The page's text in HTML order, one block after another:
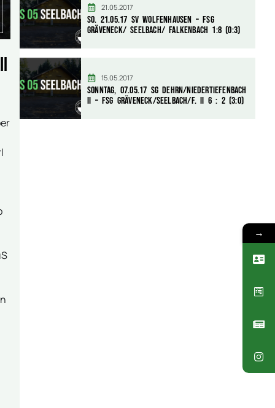
21.05.2017
So. 21.05.17 SV Wolfenhausen – FSG
Gräveneck/ Seelbach/ Falkenbach 1:8 (0:3)
15.05.2017
Sonntag, 07.05.17 SG Dehrn/Niedertiefenbach
II – FSG Gräveneck/Seelbach/F. II 6 : 2 (3:0)
→